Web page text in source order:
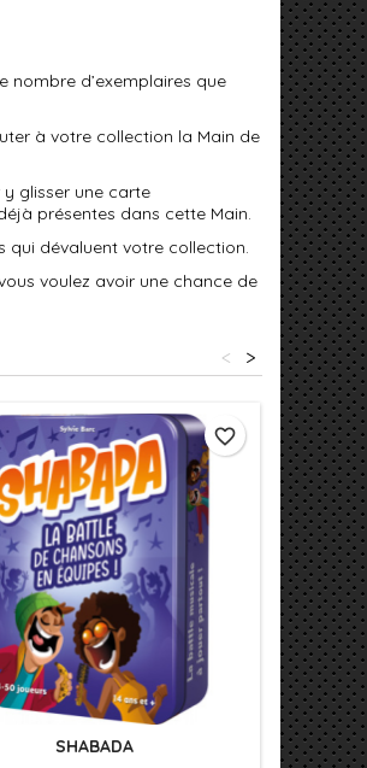
d’exemplaires que
à votre collection la Main de
glisser une carte
présentes dans cette Main.
qui dévaluent votre collection.
voulez avoir une chance de
>
<
SHABADA
favorite_border